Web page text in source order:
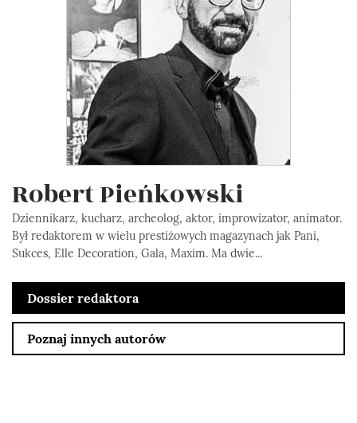
Robert Pieńkowski
Dziennikarz, kucharz, archeolog, aktor, improwizator, animator.
Był redaktorem w wielu prestiżowych magazynach jak Pani,
Sukces, Elle Decoration, Gala, Maxim. Ma dwie...
Dossier redaktora
Poznaj innych autorów